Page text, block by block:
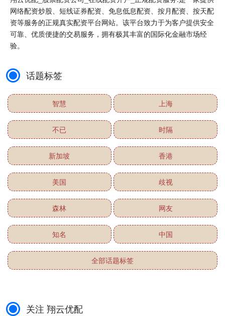
网络配资炒股、短线证券配资、免息低息配资、按月配资、按天配
资等服务的正规真实配资平台网站。该平台致力于为客户提供安全
可靠、优质便捷的交易服务，拥有极其丰富的国际化金融市场经
验。
话题标签
智慧 上海
不已 时隔
新加坡 香港
美国 歧视
森林 网友
知名 中国
全部话题标签
关注 翔云优配